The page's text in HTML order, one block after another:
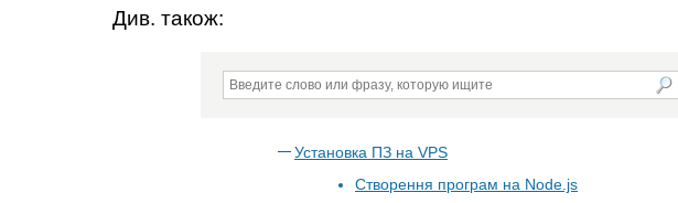
Див. також:
Установка ПЗ на VPS
Створення програм на Node.js